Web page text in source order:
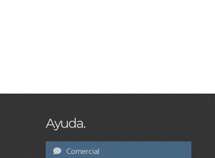
Ayuda.
Comercial